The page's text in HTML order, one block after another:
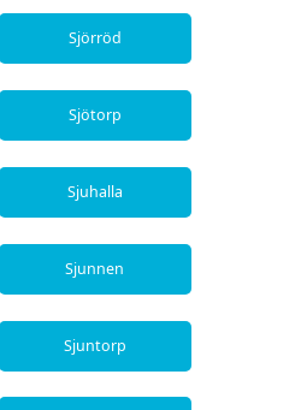
Sjörröd
Sjötorp
Sjuhalla
Sjunnen
Sjuntorp